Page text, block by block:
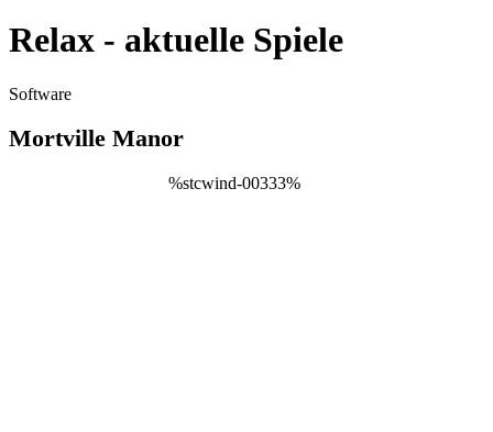
Relax - aktuelle Spiele
Software
Mortville Manor
%stcwind-00333%